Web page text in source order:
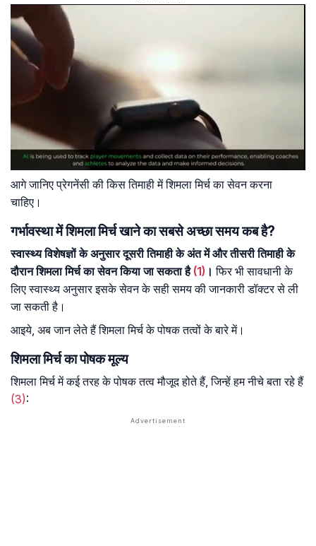
आगे जानिए प्रेगनेंसी की किस तिमाही में शिमला मिर्च का सेवन करना
चाहिए।
गर्भावस्था में शिमला मिर्च खाने का सबसे अच्छा समय कब है?
स्वास्थ्य विशेषज्ञों के अनुसार दूसरी तिमाही के अंत में और तीसरी तिमाही के
दौरान शिमला मिर्च का सेवन किया जा सकता है (1) । फिर भी सावधानी के
लिए स्वास्थ्य अनुसार इसके सेवन के सही समय की जानकारी डॉक्टर से ली
जा सकती है।
आइये, अब जान लेते हैं शिमला मिर्च के पोषक तत्वों के बारे में।
शिमला मिर्च का पोषक मूल्य
शिमला मिर्च में कई तरह के पोषक तत्व मौजूद होते हैं, जिन्हें हम नीचे बता रहे हैं
(3):